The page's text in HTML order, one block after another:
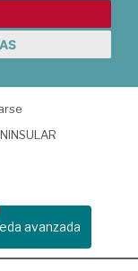
avanzada